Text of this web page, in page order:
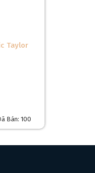
Taylor
Bán: 100